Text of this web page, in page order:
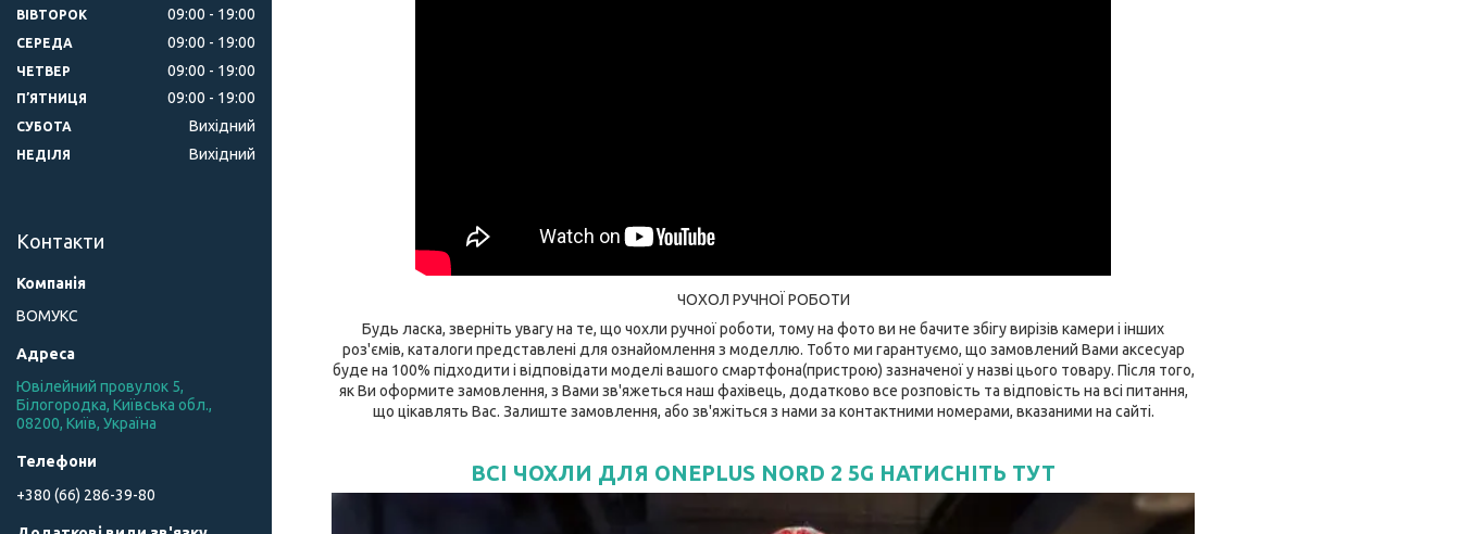
ЧОХОЛ РУЧНОЇ РОБОТИ
Будь ласка, зверніть увагу на те, що чохли ручної роботи, тому на фото ви не бачите збігу вирізів камери і інших
роз'ємів, каталоги представлені для ознайомлення з моделлю. Тобто ми гарантуємо, що замовлений Вами аксесуар
буде на 100% підходити і відповідати моделі вашого смартфона(пристрою) зазначеної у назві цього товару. Після того,
як Ви оформите замовлення, з Вами зв'яжеться наш фахівець, додатково все розповість та відповість на всі питання,
що цікавлять Вас. Залиште замовлення, або зв'яжіться з нами за контактними номерами, вказаними на сайті.
ВСІ ЧОХЛИ ДЛЯ ONEPLUS NORD 2 5G НАТИСНІТЬ ТУТ
ВІВТОРОК 09:00 19:00
СЕРЕДА 09:00 19:00
ЧЕТВЕР 09:00 19:00
ПʼЯТНИЦЯ 09:00 19:00
СУБОТА Вихідний
НЕДІЛЯ Вихідний
Контакти
ВОМУКС
Ювілейний провулок 5,
Білогородка, Київська обл.,
08200, Київ, Україна
+380 (66) 286-39-80